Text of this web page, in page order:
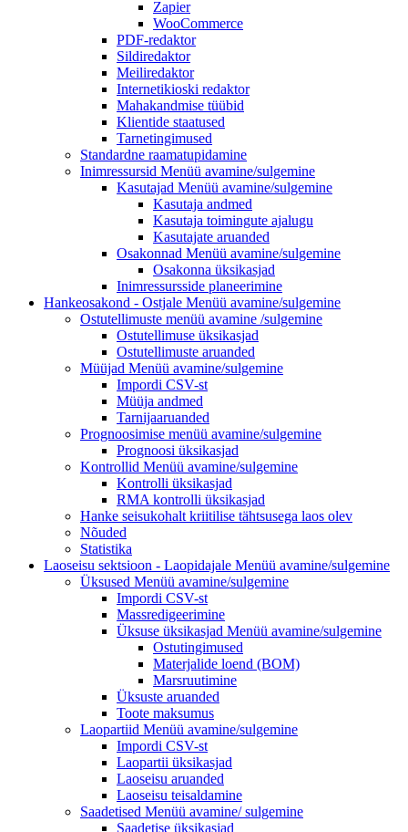
Zapier
WooCommerce
PDF-redaktor
Sildiredaktor
Meiliredaktor
Internetikioski redaktor
Mahakandmise tüübid
Klientide staatused
Tarnetingimused
Standardne raamatupidamine
Inimressursid Menüü avamine/sulgemine
Kasutajad Menüü avamine/sulgemine
Kasutaja andmed
Kasutaja toimingute ajalugu
Kasutajate aruanded
Osakonnad Menüü avamine/sulgemine
Osakonna üksikasjad
Inimressursside planeerimine
Hankeosakond - Ostjale Menüü avamine/sulgemine
Ostutellimuste menüü avamine /sulgemine
Ostutellimuse üksikasjad
Ostutellimuste aruanded
Müüjad Menüü avamine/sulgemine
Impordi CSV-st
Müüja andmed
Tarnijaaruanded
Prognoosimise menüü avamine/sulgemine
Prognoosi üksikasjad
Kontrollid Menüü avamine/sulgemine
Kontrolli üksikasjad
RMA kontrolli üksikasjad
Hanke seisukohalt kriitilise tähtsusega laos olev
Nõuded
Statistika
Laoseisu sektsioon - Laopidajale Menüü avamine/sulgemine
Üksused Menüü avamine/sulgemine
Impordi CSV-st
Massredigeerimine
Üksuse üksikasjad Menüü avamine/sulgemine
Ostutingimused
Materjalide loend (BOM)
Marsruutimine
Üksuste aruanded
Toote maksumus
Laopartiid Menüü avamine/sulgemine
Impordi CSV-st
Laopartii üksikasjad
Laoseisu aruanded
Laoseisu teisaldamine
Saadetised Menüü avamine/sulgemine
Saadetise üksikasjad